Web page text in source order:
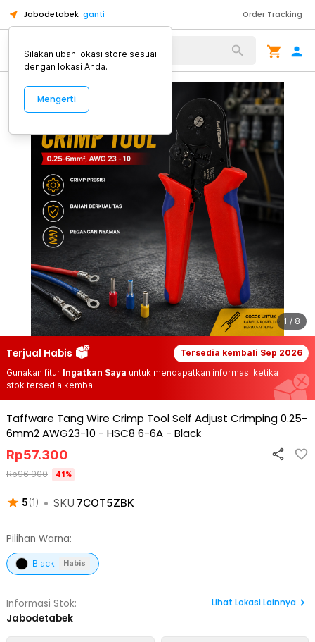
Jabodetabek ganti Order Tracking
Alat Kopi
1 / 8
Terjual Habis Tersedia kembali Sep 2026
Gunakan fitur Ingatkan Saya untuk mendapatkan informasi ketika
stok tersedia kembali.
Taffware Tang Wire Crimp Tool Self Adjust Crimping 0.25-
6mm2 AWG23-10 - HSC8 6-6A - Black
5(1) • SKU 7COT5ZBK
Rp57.300
Rp96.900 41%
Pilihan Warna:
Black Habis
Informasi Stok:
Jabodetabek
Lihat Lokasi Lainnya
Silakan ubah lokasi store sesuai
dengan lokasi Anda.
Mengerti